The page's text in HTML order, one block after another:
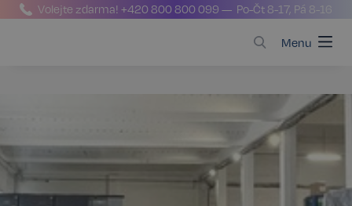
Volejte zdarma!+420 800 800 099 — Po-Čt 8-17, Pá 8-16
Menu